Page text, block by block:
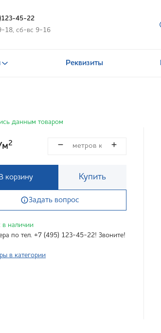
45-22
18, сб-вс 9-16
Реквизиты
данным товаром
2
В корзину Купить
Задать вопрос
в наличии
по тел. +7 (495) 123-45-22! Звоните!
в категории